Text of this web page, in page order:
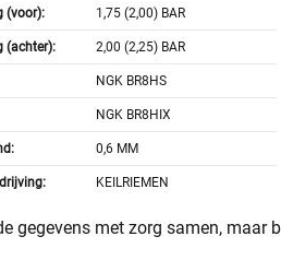
(voor): 1,75 (2,00) BAR
(achter): 2,00 (2,25) BAR
NGK BR8HS
NGK BR8HIX
0,6 MM
KEILRIEMEN
gegevens met zorg samen, maar